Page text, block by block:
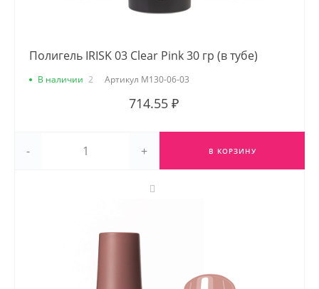
Полигель IRISK 03 Clear Pink 30 гр (в тубе)
В наличии 2 Артикул М130-06-03
714.55 ₽
- + В КОРЗИНУ